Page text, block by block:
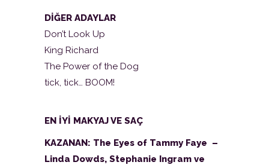
DİĞER ADAYLAR
Don’t Look Up
King Richard
The Power of the Dog
tick, tick… BOOM!
EN İYİ MAKYAJ VE SAÇ
KAZANAN: The Eyes of Tammy Faye –
Linda Dowds, Stephanie Ingram ve